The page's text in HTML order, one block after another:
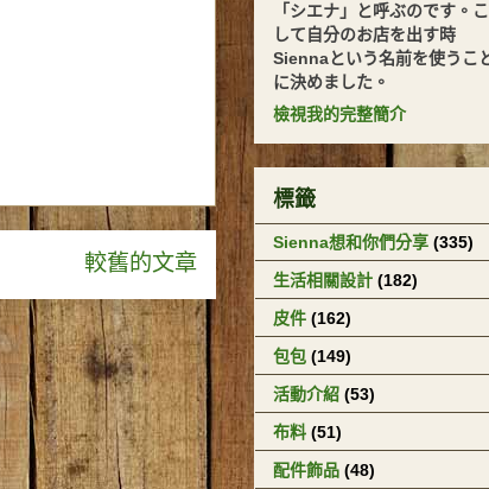
較舊的文章
「シエナ」と呼ぶのです。
して自分のお店を出す時
Siennaという名前を使うこ
に決めました。
檢視我的完整簡介
標籤
Sienna想和你們分享 (335)
生活相關設計 (182)
皮件 (162)
包包 (149)
活動介紹 (53)
布料 (51)
配件飾品 (48)